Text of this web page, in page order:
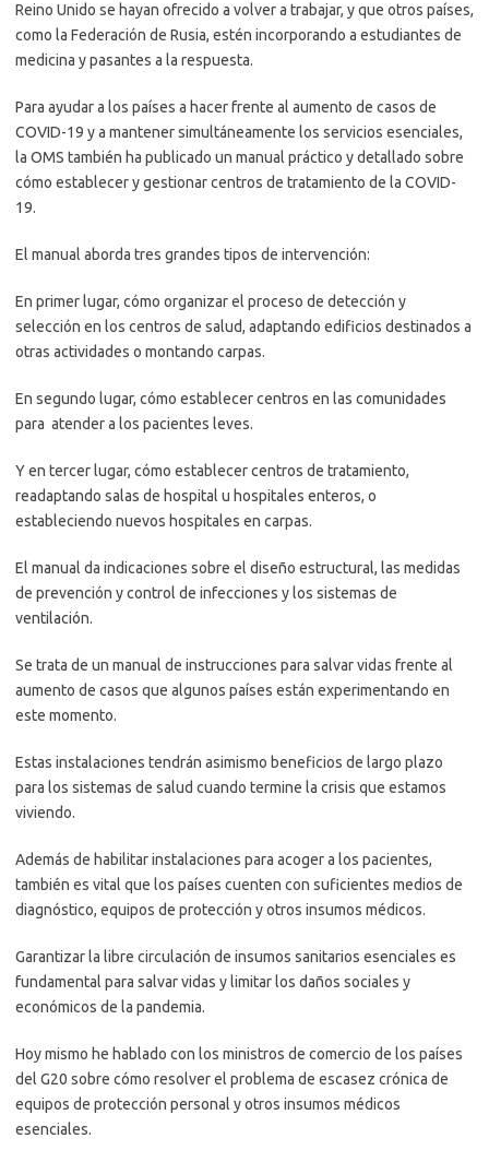
Reino Unido se hayan ofrecido a volver a trabajar, y que otros países,
como la Federación de Rusia, estén incorporando a estudiantes de
medicina y pasantes a la respuesta.
Para ayudar a los países a hacer frente al aumento de casos de
COVID-19 y a mantener simultáneamente los servicios esenciales,
la OMS también ha publicado un manual práctico y detallado sobre
cómo establecer y gestionar centros de tratamiento de la COVID-
19.
El manual aborda tres grandes tipos de intervención:
En primer lugar, cómo organizar el proceso de detección y
selección en los centros de salud, adaptando edificios destinados a
otras actividades o montando carpas.
En segundo lugar, cómo establecer centros en las comunidades
para atender a los pacientes leves.
Y en tercer lugar, cómo establecer centros de tratamiento,
readaptando salas de hospital u hospitales enteros, o
estableciendo nuevos hospitales en carpas.
El manual da indicaciones sobre el diseño estructural, las medidas
de prevención y control de infecciones y los sistemas de
ventilación.
Se trata de un manual de instrucciones para salvar vidas frente al
aumento de casos que algunos países están experimentando en
este momento.
Estas instalaciones tendrán asimismo beneficios de largo plazo
para los sistemas de salud cuando termine la crisis que estamos
viviendo.
Además de habilitar instalaciones para acoger a los pacientes,
también es vital que los países cuenten con suficientes medios de
diagnóstico, equipos de protección y otros insumos médicos.
Garantizar la libre circulación de insumos sanitarios esenciales es
fundamental para salvar vidas y limitar los daños sociales y
económicos de la pandemia.
Hoy mismo he hablado con los ministros de comercio de los países
del G20 sobre cómo resolver el problema de escasez crónica de
equipos de protección personal y otros insumos médicos
esenciales.